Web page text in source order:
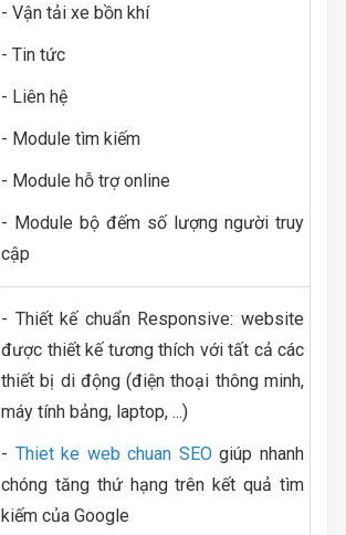
- Vận tải xe bồn khí
- Tin tức
- Liên hệ
- Module tìm kiếm
- Module hỗ trợ online
- Module bộ đếm số lượng người truy
cập
- Thiết kế chuẩn Responsive: website
được thiết kế tương thích với tất cả các
thiết bị di động (điện thoại thông minh,
máy tính bảng, laptop, ...)
- Thiet ke web chuan SEOgiúp nhanh
chóng tăng thứ hạng trên kết quả tìm
kiếm của Google